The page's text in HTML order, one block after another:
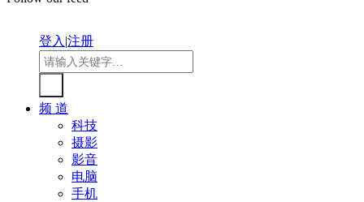
登入|注册
频 道
科技
摄影
影音
电脑
手机